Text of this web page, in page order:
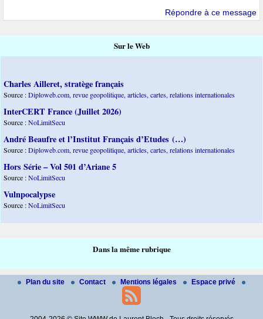
Répondre à ce message
Sur le Web
Charles Ailleret, stratège français
Source :Diploweb.com, revue geopolitique, articles, cartes, relations internationales
InterCERT France (Juillet 2026)
Source :NoLimitSecu
André Beaufre et l’Institut Français d’Etudes (…)
Source :Diploweb.com, revue geopolitique, articles, cartes, relations internationales
Hors Série – Vol 501 d’Ariane 5
Source :NoLimitSecu
Vulnpocalypse
Source :NoLimitSecu
Dans la même rubrique
Plan du site Contact Mentions légales Espace privé